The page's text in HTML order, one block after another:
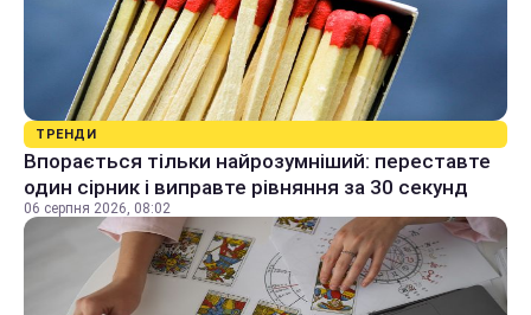
ТРЕНДИ
Впорається тільки найрозумніший: переставте
один сірник і виправте рівняння за 30 секунд
06 серпня 2026, 08:02